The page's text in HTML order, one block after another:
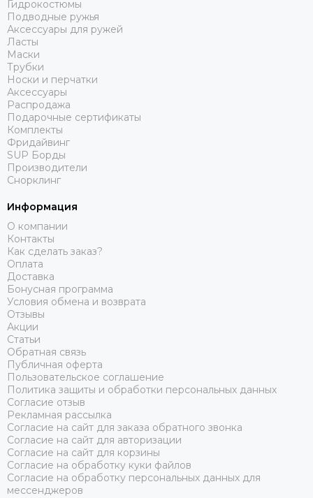
Гидрокостюмы
Подводные ружья
Аксессуары для ружей
Ласты
Маски
Трубки
Носки и перчатки
Аксессуары
Распродажа
Подарочные сертификаты
Комплекты
Фридайвинг
SUP Борды
Производители
Снорклинг
Информация
О компании
Контакты
Как сделать заказ?
Оплата
Доставка
Бонусная программа
Условия обмена и возврата
Отзывы
Акции
Статьи
Обратная связь
Публичная оферта
Пользовательское соглашение
Политика защиты и обработки персональных данных
Согласие отзыв
Рекламная рассылка
Согласие на сайт для заказа обратного звонка
Согласие на сайт для авторизации
Согласие на сайт для корзины
Согласие на обработку куки файлов
Согласие на обработку персональных данных для
мессенджеров